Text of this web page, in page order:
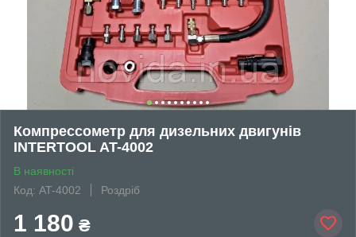
Компрессометр для дизельних двигунів
INTERTOOL AT-4002
В наявності
Код: AT-4002
Роздріб
1 180 ₴